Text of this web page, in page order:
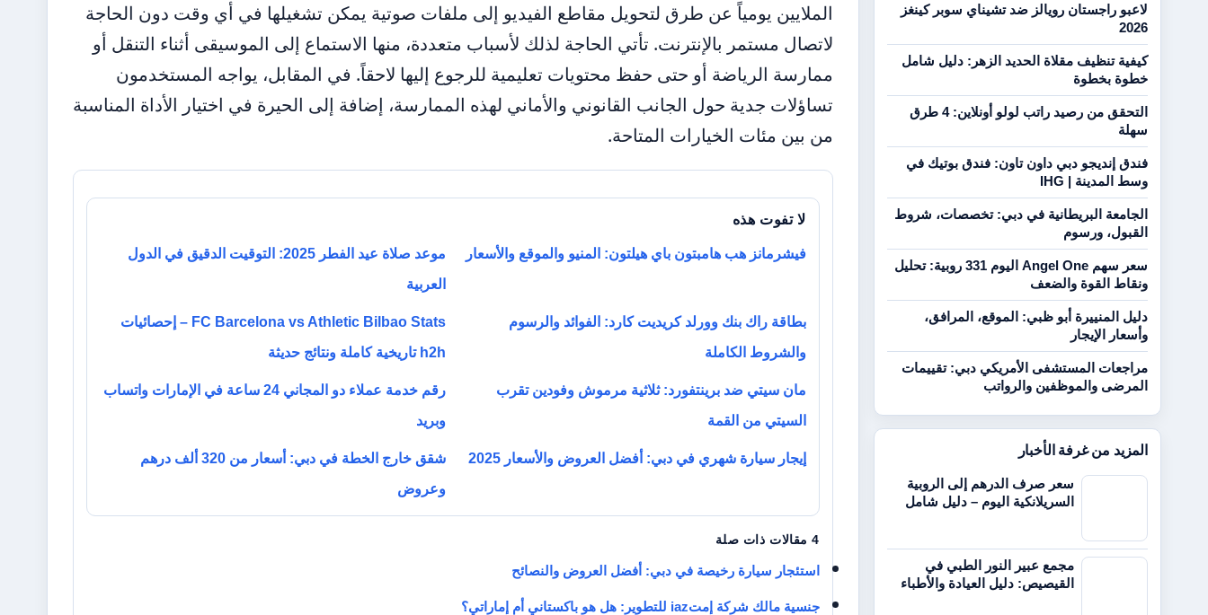
الملايين يومياً عن طرق لتحويل مقاطع الفيديو إلى ملفات صوتية يمكن تشغيلها في أي وقت دون الحاجة
لاتصال مستمر بالإنترنت. تأتي الحاجة لذلك لأسباب متعددة، منها الاستماع إلى الموسيقى أثناء التنقل أو
ممارسة الرياضة أو حتى حفظ محتويات تعليمية للرجوع إليها لاحقاً. في المقابل، يواجه المستخدمون
تساؤلات جدية حول الجانب القانوني والأماني لهذه الممارسة، إضافة إلى الحيرة في اختيار الأداة المناسبة
من بين مئات الخيارات المتاحة.
لا تفوت هذه
فيشرمانز هب هامبتون باي هيلتون: المنيو والموقع والأسعار
موعد صلاة عيد الفطر 2025: التوقيت الدقيق في الدول
العربية
بطاقة راك بنك وورلد كريديت كارد: الفوائد والرسوم
والشروط الكاملة
FC Barcelona vs Athletic Bilbao Stats – إحصائيات
h2h تاريخية كاملة ونتائج حديثة
مان سيتي ضد برينتفورد: ثلاثية مرموش وفودين تقرب
السيتي من القمة
رقم خدمة عملاء دو المجاني 24 ساعة في الإمارات واتساب
وبريد
إيجار سيارة شهري في دبي: أفضل العروض والأسعار 2025
شقق خارج الخطة في دبي: أسعار من 320 ألف درهم
وعروض
4 مقالات ذات صلة
استئجار سيارة رخيصة في دبي: أفضل العروض والنصائح
جنسية مالك شركة إمتiaz للتطوير: هل هو باكستاني أم إماراتي؟
لاعبو راجستان رويالز ضد تشيناي سوبر كينغز
2026
كيفية تنظيف مقلاة الحديد الزهر: دليل شامل
خطوة بخطوة
التحقق من رصيد راتب لولو أونلاين: 4 طرق
سهلة
فندق إنديجو دبي داون تاون: فندق بوتيك في
وسط المدينة | IHG
الجامعة البريطانية في دبي: تخصصات، شروط
القبول، ورسوم
سعر سهم Angel One اليوم 331 روبية: تحليل
ونقاط القوة والضعف
دليل المنييرة أبو ظبي: الموقع، المرافق،
وأسعار الإيجار
مراجعات المستشفى الأمريكي دبي: تقييمات
المرضى والموظفين والرواتب
المزيد من غرفة الأخبار
سعر صرف الدرهم إلى الروبية
السريلانكية اليوم – دليل شامل
مجمع عبير النور الطبي في
القيصيص: دليل العيادة والأطباء